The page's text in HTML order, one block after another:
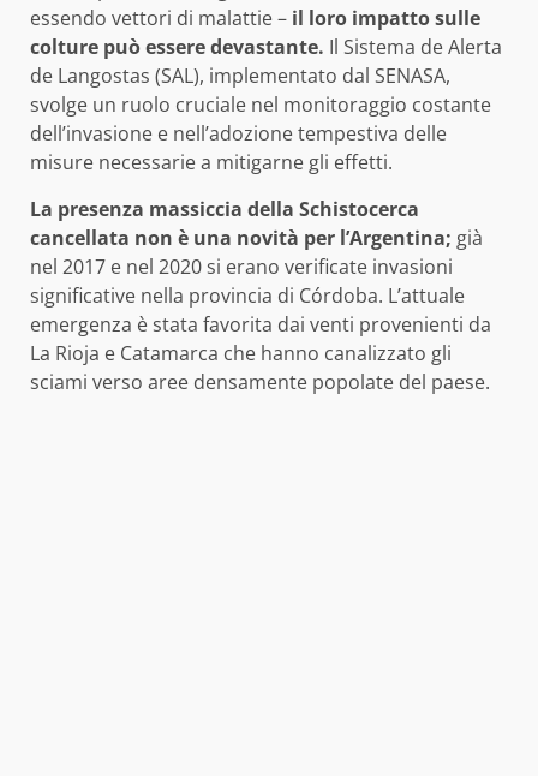
essendo vettori di malattie – il loro impatto sulle
colture può essere devastante. Il Sistema de Alerta
de Langostas (SAL), implementato dal SENASA,
svolge un ruolo cruciale nel monitoraggio costante
dell’invasione e nell’adozione tempestiva delle
misure necessarie a mitigarne gli effetti.
La presenza massiccia della Schistocerca
cancellata non è una novità per l’Argentina; già
nel 2017 e nel 2020 si erano verificate invasioni
significative nella provincia di Córdoba. L’attuale
emergenza è stata favorita dai venti provenienti da
La Rioja e Catamarca che hanno canalizzato gli
sciami verso aree densamente popolate del paese.